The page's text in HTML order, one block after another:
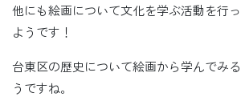
他にも絵画について文化を学ぶ活動を行
ようです！
台東区の歴史について絵画から学んでみ
うですね。